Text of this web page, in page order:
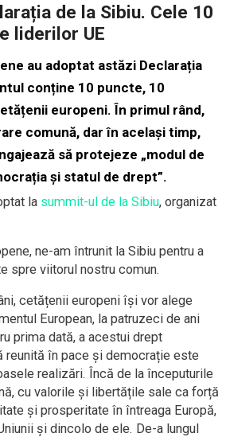
de la Sibiu. Cele 10
liderilor UE
au adoptat astăzi Declarația
conține 10 puncte, 10
europeni. În primul rând,
comună, dar în același timp,
să protejeze „modul de
și statul de drept”.
la summit-ul de la Sibiu, organizat
ne-am întrunit la Sibiu pentru a
spre viitorul nostru comun.
cetățenii europeni își vor alege
European, la patruzeci de ani
prima dată, a acestui drept
reunită în pace și democrație este
realizări. Încă de la începuturile
cu valorile și libertățile sale ca forță
și prosperitate în întreaga Europă,
și dincolo de ele. De-a lungul